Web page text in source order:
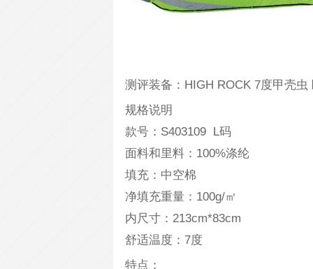
测评装备：HIGH ROCK 7度甲壳
规格说明
款号：S403109 L码
面料和里料：100%涤纶
填充：中空棉
净填充重量：100g/㎡
内尺寸：213cm*83cm
舒适温度：7度
特点：